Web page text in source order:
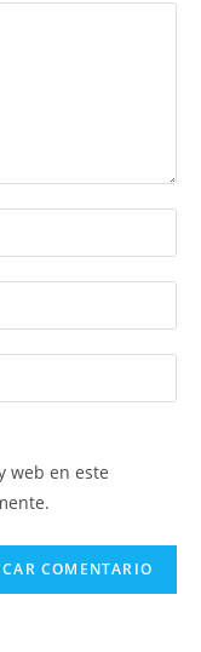
web en este